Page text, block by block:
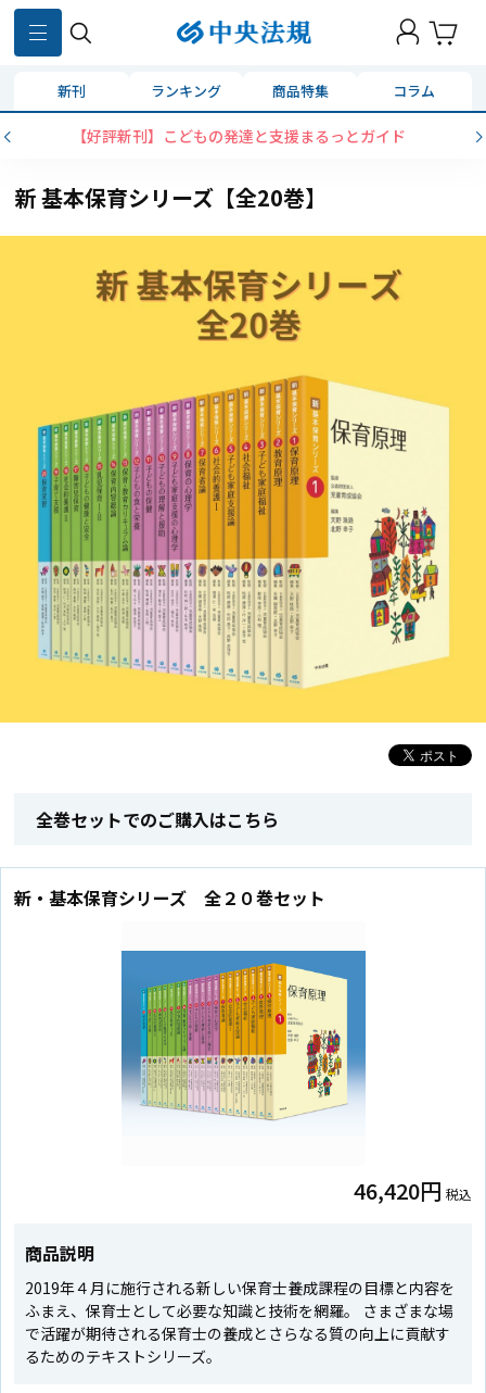
新刊 ランキング 商品特集 コラム
【好評新刊】こどもの発達と支援まるっとガイド
新 基本保育シリーズ【全20巻】
全巻セットでのご購入はこちら
新・基本保育シリーズ 全２０巻セット
46,420円 税込
商品説明
2019年４月に施行される新しい保育士養成課程の目標と内容を
ふまえ、保育士として必要な知識と技術を網羅。 さまざまな場
で活躍が期待される保育士の養成とさらなる質の向上に貢献す
るためのテキストシリーズ。